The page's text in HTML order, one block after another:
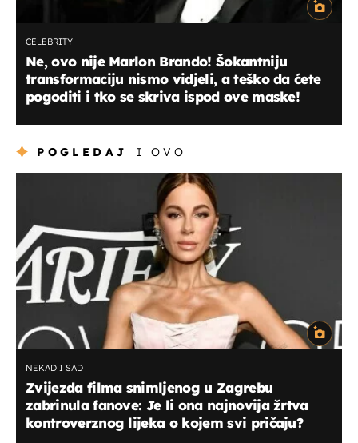
CELEBRITY
Ne, ovo nije Marlon Brando! Šokantniju
transformaciju nismo vidjeli, a teško da ćete
pogoditi i tko se skriva ispod ove maske!
POGLEDAJ I OVO
NEKAD I SAD
Zvijezda filma snimljenog u Zagrebu
zabrinula fanove: Je li ona najnovija žrtva
kontroverznog lijeka o kojem svi pričaju?